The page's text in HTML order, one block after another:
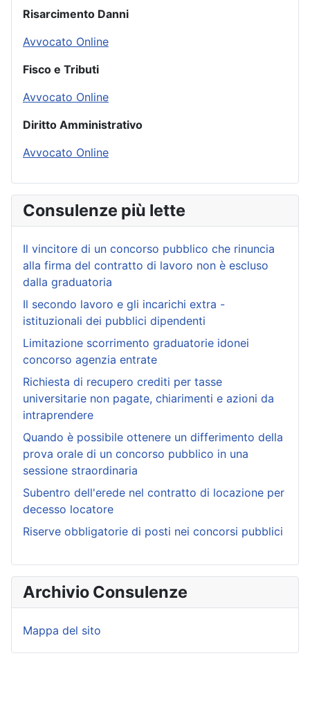
Risarcimento Danni
Avvocato Online
Fisco e Tributi
Avvocato Online
Diritto Amministrativo
Avvocato Online
Consulenze più lette
Il vincitore di un concorso pubblico che rinuncia
alla firma del contratto di lavoro non è escluso
dalla graduatoria
Il secondo lavoro e gli incarichi extra -
istituzionali dei pubblici dipendenti
Limitazione scorrimento graduatorie idonei
concorso agenzia entrate
Richiesta di recupero crediti per tasse
universitarie non pagate, chiarimenti e azioni da
intraprendere
Quando è possibile ottenere un differimento della
prova orale di un concorso pubblico in una
sessione straordinaria
Subentro dell'erede nel contratto di locazione per
decesso locatore
Riserve obbligatorie di posti nei concorsi pubblici
Archivio Consulenze
Mappa del sito